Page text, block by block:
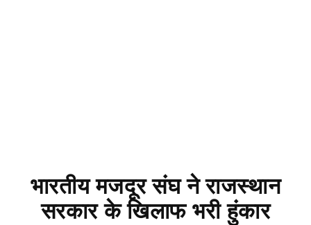
भारतीय मजदूर संघ ने राजस्थान
सरकार के खिलाफ भरी हुंकार